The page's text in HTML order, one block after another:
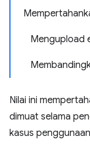
Mengupload
Nilai ini
dimuat selama
kasus